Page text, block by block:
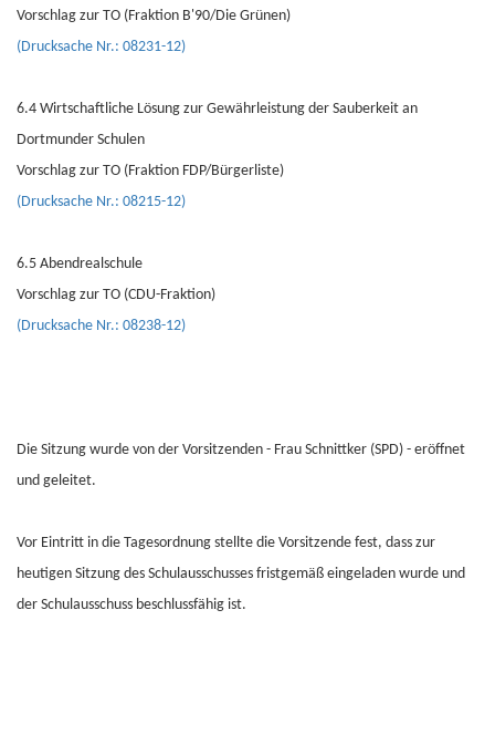
Vorschlag zur TO (Fraktion B'90/Die Grünen)
(Drucksache Nr.: 08231-12)
6.4 Wirtschaftliche Lösung zur Gewährleistung der Sauberkeit an
Dortmunder Schulen
Vorschlag zur TO (Fraktion FDP/Bürgerliste)
(Drucksache Nr.: 08215-12)
6.5 Abendrealschule
Vorschlag zur TO (CDU-Fraktion)
(Drucksache Nr.: 08238-12)
Die Sitzung wurde von der Vorsitzenden - Frau Schnittker (SPD) - eröffnet
und geleitet.
Vor Eintritt in die Tagesordnung stellte die Vorsitzende fest, dass zur
heutigen Sitzung des Schulausschusses fristgemäß eingeladen wurde und
der Schulausschuss beschlussfähig ist.